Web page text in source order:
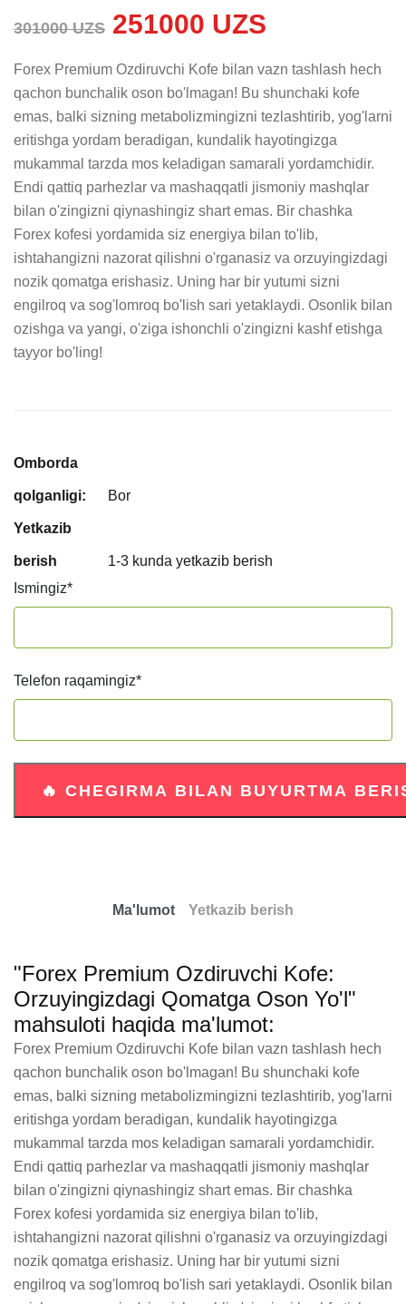
301000 UZS 251000 UZS
Forex Premium Ozdiruvchi Kofe bilan vazn tashlash hech
qachon bunchalik oson bo'lmagan! Bu shunchaki kofe
emas, balki sizning metabolizmingizni tezlashtirib, yog'larni
eritishga yordam beradigan, kundalik hayotingizga
mukammal tarzda mos keladigan samarali yordamchidir.
Endi qattiq parhezlar va mashaqqatli jismoniy mashqlar
bilan o'zingizni qiynashingiz shart emas. Bir chashka
Forex kofesi yordamida siz energiya bilan to'lib,
ishtahangizni nazorat qilishni o'rganasiz va orzuyingizdagi
nozik qomatga erishasiz. Uning har bir yutumi sizni
engilroq va sog'lomroq bo'lish sari yetaklaydi. Osonlik bilan
ozishga va yangi, o'ziga ishonchli o'zingizni kashf etishga
tayyor bo'ling!
Omborda
qolganligi: Bor
Yetkazib
berish
1-3 kunda yetkazib berish
Ismingiz*
Telefon raqamingiz*
Ma'lumot Yetkazib berish
"Forex Premium Ozdiruvchi Kofe:
Orzuyingizdagi Qomatga Oson Yo'l"
mahsuloti haqida ma'lumot:
Forex Premium Ozdiruvchi Kofe bilan vazn tashlash hech
qachon bunchalik oson bo'lmagan! Bu shunchaki kofe
emas, balki sizning metabolizmingizni tezlashtirib, yog'larni
eritishga yordam beradigan, kundalik hayotingizga
mukammal tarzda mos keladigan samarali yordamchidir.
Endi qattiq parhezlar va mashaqqatli jismoniy mashqlar
bilan o'zingizni qiynashingiz shart emas. Bir chashka
Forex kofesi yordamida siz energiya bilan to'lib,
ishtahangizni nazorat qilishni o'rganasiz va orzuyingizdagi
nozik qomatga erishasiz. Uning har bir yutumi sizni
engilroq va sog'lomroq bo'lish sari yetaklaydi. Osonlik bilan